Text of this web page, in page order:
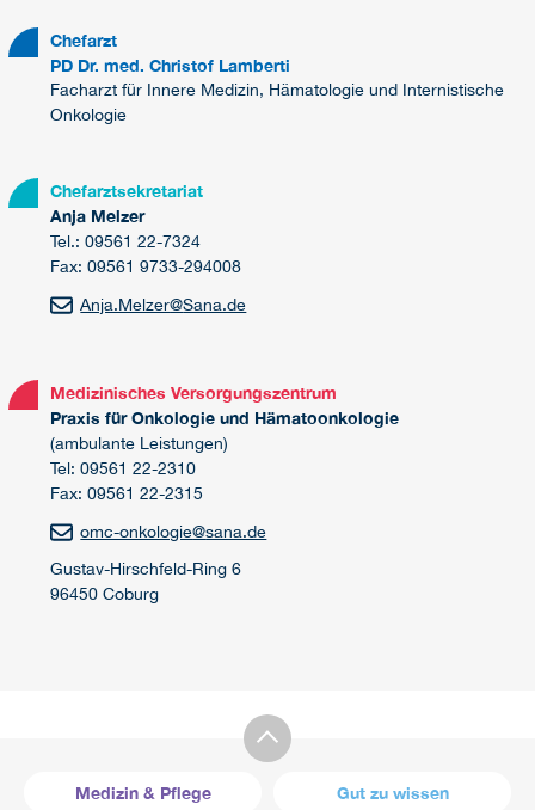
Chefarzt
PD Dr. med. Christof Lamberti
Facharzt für Innere Medizin, Hämatologie und Internistische
Onkologie
Chefarztsekretariat
Anja Melzer
Tel.: 09561 22-7324
Fax: 09561 9733-294008
Anja.Melzer@Sana.de
Medizinisches Versorgungszentrum
Praxis für Onkologie und Hämatoonkologie
(ambulante Leistungen)
Tel: 09561 22-2310
Fax: 09561 22-2315
omc-onkologie@sana.de
Gustav-Hirschfeld-Ring 6
96450 Coburg
Medizin & Pflege Gut zu wissen